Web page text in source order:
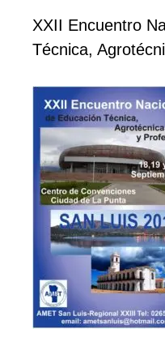
XXII Encuentro
Técnica,